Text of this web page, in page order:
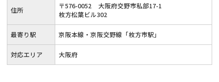
住所 〒576-0052
大阪府交野市私部17-1
枚方松葉ビル302
最寄り駅 京阪本線・京阪交野線「枚方市駅」
対応エリア 大阪府